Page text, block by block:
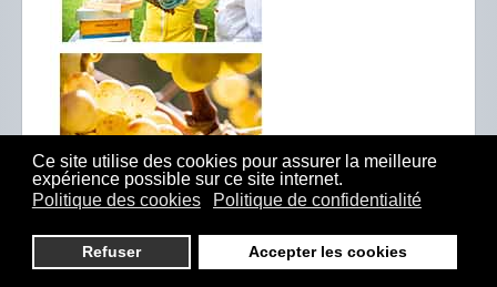
Ce site utilise des cookies pour assurer la meilleure
expérience possible sur ce site internet.
Politique des cookies
Politique de confidentialité
Refuser Accepter les cookies